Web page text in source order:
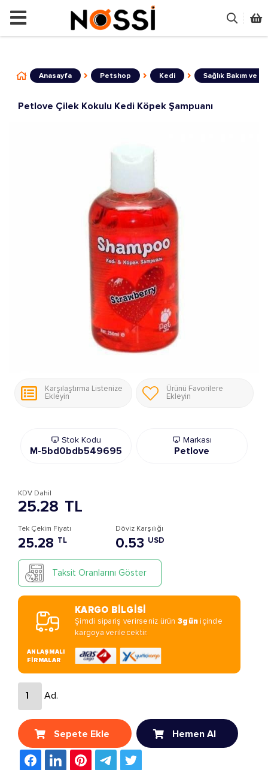
ÜRÜNLERİN TAMAMI DEMODUR
Anasayfa Petshop Kedi Sağlık Bakım ve
Petlove Çilek Kokulu Kedi Köpek Şampuanı
Karşılaştırma Listenize
Ekleyin
Ürünü Favorilere
Ekleyin
Stok Kodu
M-5bd0bdb549695
Markası
Petlove
25.28 TL
KDV Dahil
Tek Çekim Fiyatı
25.28 TL
Döviz Karşılığı
0.53 USD
Taksit Oranlarını Göster
KARGO BİLGİSİ
Şimdi sipariş verirseniz ürün 3güniçinde
kargoya verilecektir.
ANLAŞMALI
FİRMALAR
Ad.
Sepete Ekle Hemen Al